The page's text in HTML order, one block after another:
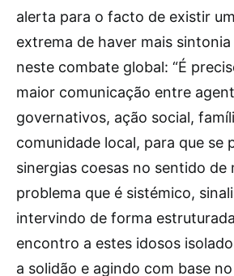
alerta para o facto de existir
extrema de haver mais
neste combate global: “É
maior comunicação entre
governativos, ação social,
comunidade local, para que se
sinergias coesas no sentido de
problema que é sistémico,
intervindo de forma
encontro a estes idosos
a solidão e agindo com base